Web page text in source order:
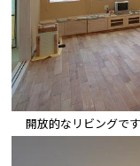
開放的なリビングで